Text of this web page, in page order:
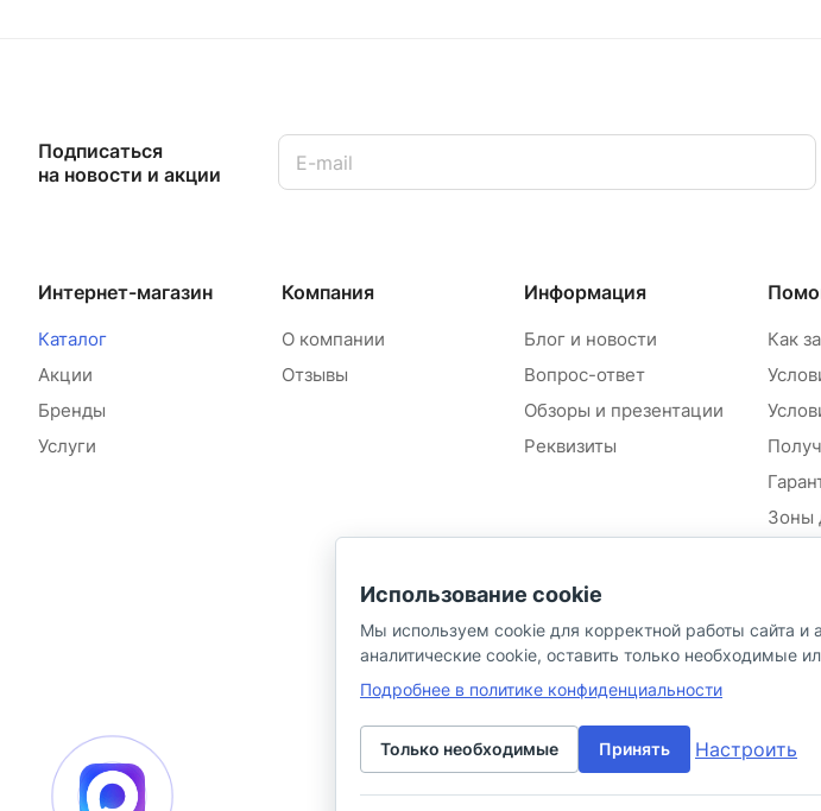
Подписаться
на новости и акции
Интернет-магазин
Каталог
Акции
Бренды
Услуги
Компания
О компании
Отзывы
Информация
Блог и новости
Вопрос-ответ
Обзоры и презентации
Реквизиты
Как
Зоны
Использование cookie
Мы используем cookie для корректной работы сайта
аналитические cookie, оставить только необходимые
Подробнее в политике конфиденциальности
Только необходимые Принять Настроить